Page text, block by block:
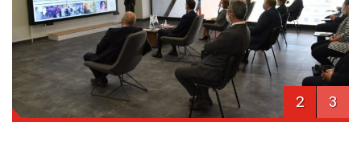
2 3